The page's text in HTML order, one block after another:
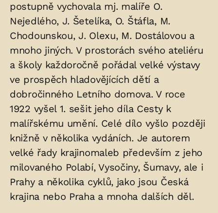
postupně vychovala mj. malíře O.
Nejedlého, J. Šetelíka, O. Štáfla, M.
Chodounskou, J. Olexu, M. Dostálovou a
mnoho jiných. V prostorách svého ateliéru
a školy každoročně pořádal velké výstavy
ve prospěch hladovějících dětí a
dobročinného Letního domova. V roce
1922 vyšel 1. sešit jeho díla Cesty k
malířskému umění. Celé dílo vyšlo později
knižně v několika vydáních. Je autorem
velké řady krajinomaleb především z jeho
milovaného Polabí, Vysočiny, Šumavy, ale i
Prahy a několika cyklů, jako jsou Česká
krajina nebo Praha a mnoha dalších děl.